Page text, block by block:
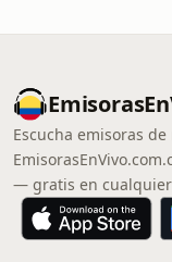
Escucha emisoras
— gratis en